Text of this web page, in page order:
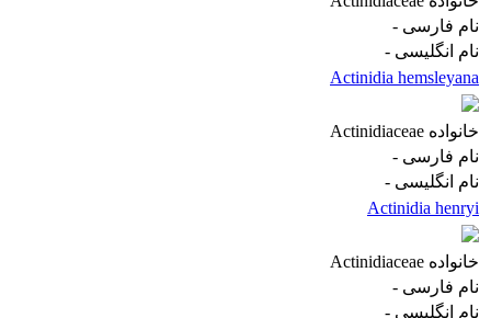
نام فارسی -
نام انگلیسی -
Actinidia hemsleyana
خانواده Actinidiaceae
نام فارسی -
نام انگلیسی -
Actinidia henryi
خانواده Actinidiaceae
نام فارسی -
نام انگلیسی -